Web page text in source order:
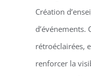
Création
d’événements.
rétroéclairées,
renforcer la